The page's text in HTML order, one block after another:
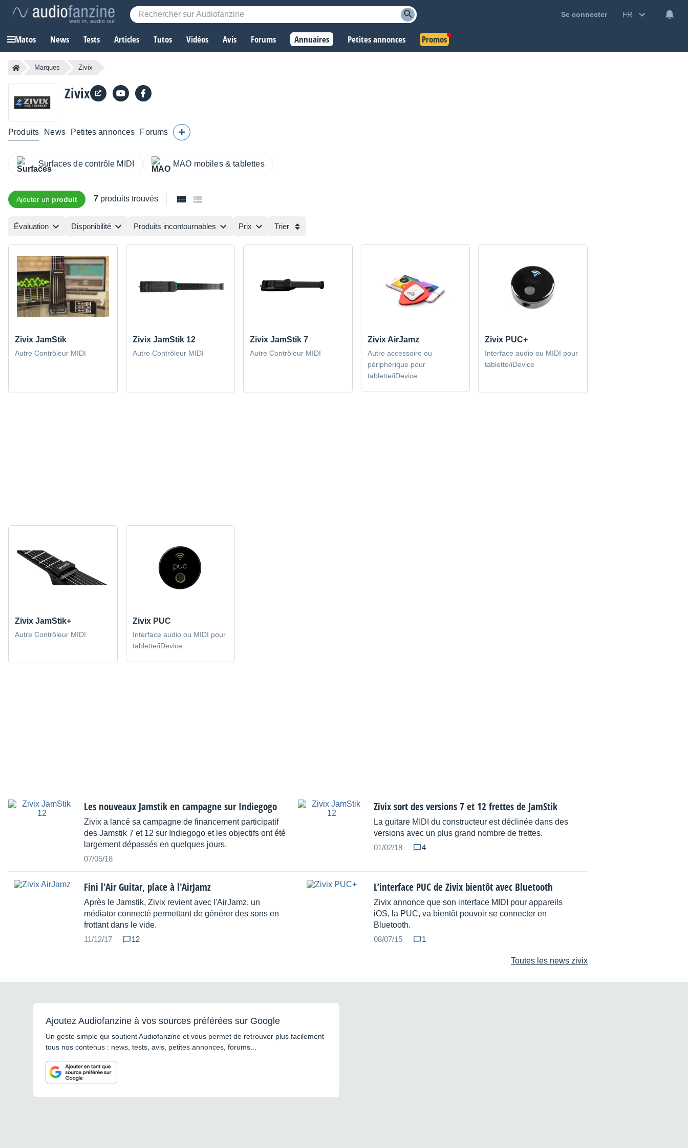
Se connecter FR
Matos News Tests Articles Tutos Vidéos Avis Forums Annuaires Petites annonces Promos
Marques Zivix
Zivix
Produits News Petites annonces Forums
Surfaces de contrôle MIDI MAO mobiles & tablettes
Ajouter un produit 7 produits trouvés
Évaluation Disponibilité Produits incontournables Prix Trier
Zivix JamStik
Autre Contrôleur MIDI
Zivix JamStik 12
Autre Contrôleur MIDI
Zivix JamStik 7
Autre Contrôleur MIDI
Zivix AirJamz
Autre accessoire ou
périphérique pour
tablette/iDevice
Zivix PUC+
Interface audio ou MIDI pour
tablette/iDevice
Zivix JamStik+
Autre Contrôleur MIDI
Zivix PUC
Interface audio ou MIDI pour
tablette/iDevice
Les nouveaux Jamstik en campagne sur Indiegogo
Zivix a lancé sa campagne de financement participatif
des Jamstik 7 et 12 sur Indiegogo et les objectifs ont été
largement dépassés en quelques jours.
07/05/18
Zivix sort des versions 7 et 12 frettes de JamStik
La guitare MIDI du constructeur est déclinée dans des
versions avec un plus grand nombre de frettes.
01/02/18
4
Fini l'Air Guitar, place à l'AirJamz
Après le Jamstik, Zivix revient avec l'AirJamz, un
médiator connecté permettant de générer des sons en
frottant dans le vide.
11/12/17
12
L’interface PUC de Zivix bientôt avec Bluetooth
Zivix annonce que son interface MIDI pour appareils
iOS, la PUC, va bientôt pouvoir se connecter en
Bluetooth.
08/07/15
1
Toutes les news zivix
Ajoutez Audiofanzine à vos sources préférées sur Google
Un geste simple qui soutient Audiofanzine et vous permet de retrouver plus facilement
tous nos contenus : news, tests, avis, petites annonces, forums...